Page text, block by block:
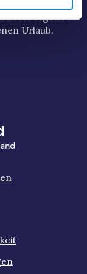
verborgene
Urlaub.